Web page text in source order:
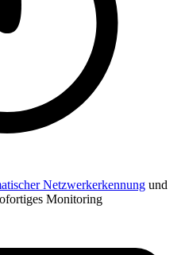
Netzwerkerkennungund
Monitoring